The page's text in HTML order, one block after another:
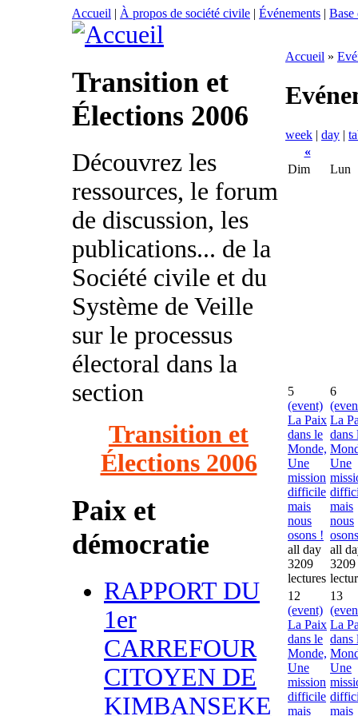
Accueil | À propos de société civile | Événements | Base
Transition et
Élections 2006
Découvrez les
ressources, le forum
de discussion, les
publications... de la
Société civile et du
Système de Veille
sur le processus
électoral dans la
section
Transition et
Élections 2006
Paix et
démocratie
RAPPORT DU
1er
CARREFOUR
CITOYEN DE
KIMBANSEKE
Accueil »
week | day |
«
Dim
Lun
5
(event)
La Paix
dans le
Monde,
Une
mission
difficile
mais
nous
osons !
all day
3209
lectures
6
La
dans
Une
mais
nous
all
3209
12
(event)
La Paix
dans le
Monde,
Une
mission
difficile
mais
13
La
dans
Une
mais